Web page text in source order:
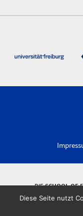
DIESCHOOL OF
WISSENSCHAFTLICHE
FREIBURG, DER
Diese Seite nutzt